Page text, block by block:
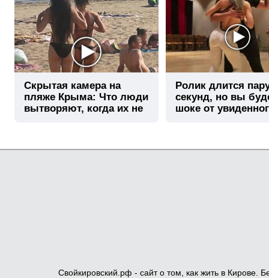
Скрытая камера на
пляже Крыма: Что люди
вытворяют, когда их не
Ролик длится
секунд, но вы
шоке от
Свойкировский.рф - сайт о том, как жить в Кирове.